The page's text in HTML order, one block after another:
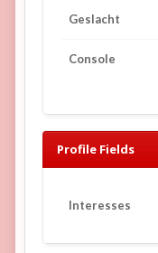
Geslacht
Console
Profile Fields
Interesses